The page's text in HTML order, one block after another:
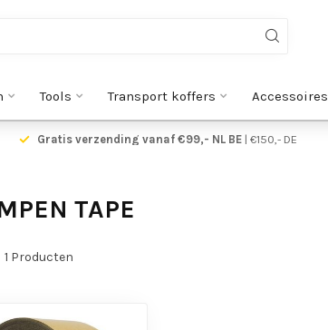
Tools Transport koffers Accessoires
Gratis verzending vanaf €99,- NL BE| €150,- DE
TAPE
1 Producten